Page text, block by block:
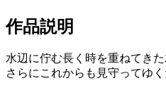
作品説明
水辺に佇む長く時を重ねてき
さらにこれからも見守ってゆ